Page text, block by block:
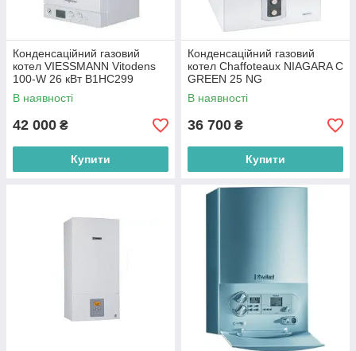
Конденсаційний газовий
котел VIESSMANN Vitodens
100-W 26 кВт B1HC299
В наявності
42 000 ₴
Купити
Конденсаційний газовий
котел Chaffoteaux NIAGARA C
GREEN 25 NG
В наявності
36 700 ₴
Купити